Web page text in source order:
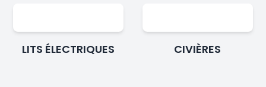
LITS ÉLECTRIQUES CIVIÈRES